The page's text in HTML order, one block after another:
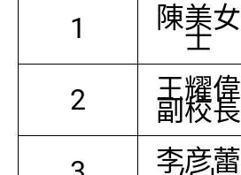
1
陳美女
士
2 王耀偉
副校長
李彦蕾